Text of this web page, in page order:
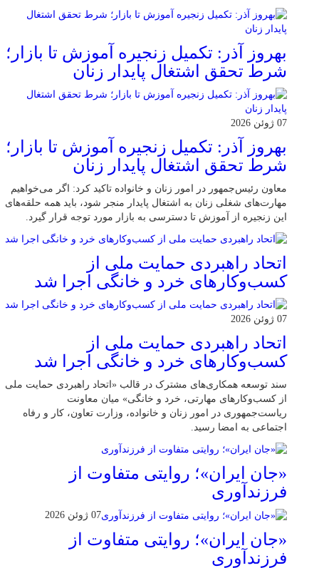
بهروز آذر: تکمیل زنجیره آموزش تا بازار؛
شرط تحقق اشتغال پایدار زنان
07 ژوئن 2026
بهروز آذر: تکمیل زنجیره آموزش تا بازار؛
شرط تحقق اشتغال پایدار زنان
معاون رئیس‌جمهور در امور زنان و خانواده تاکید کرد: اگر می‌خواهیم
مهارت‌های شغلی زنان به اشتغال پایدار منجر شود، باید همه حلقه‌های
این زنجیره از آموزش تا دسترسی به بازار مورد توجه قرار گیرد.
اتحاد راهبردی حمایت ملی از
کسب‌وکارهای خرد و خانگی اجرا شد
07 ژوئن 2026
اتحاد راهبردی حمایت ملی از
کسب‌وکارهای خرد و خانگی اجرا شد
سند توسعه همکاری‌های مشترک در قالب «اتحاد راهبردی حمایت ملی
از کسب‌وکارهای مهارتی، خرد و خانگی» میان معاونت
ریاست‌جمهوری در امور زنان و خانواده، وزارت تعاون، کار و رفاه
اجتماعی به امضا رسید.
«جان ایران»؛ روایتی متفاوت از
فرزندآوری
07 ژوئن 2026
«جان ایران»؛ روایتی متفاوت از
فرزندآوری